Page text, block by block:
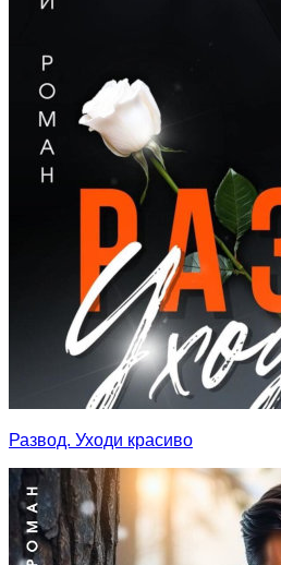
Развод. Уходи красиво